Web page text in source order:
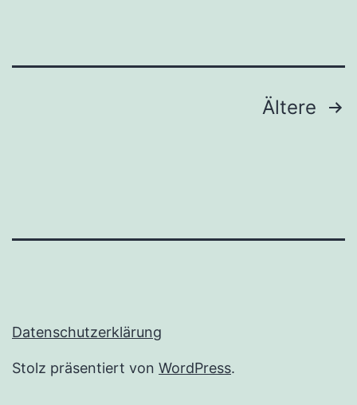
Seitennummerierung
Ältere
Datenschutzerklärung
Stolz präsentiert von WordPress.